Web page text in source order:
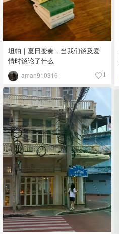
坦帕｜夏日变奏，当我们谈及爱
情时谈论了什么
aman910316 1